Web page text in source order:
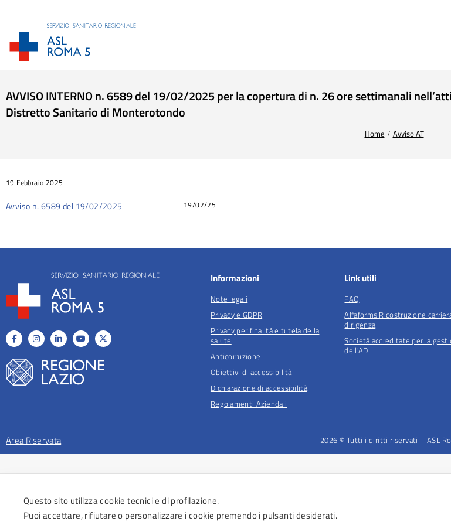
AVVISO INTERNO n. 6589 del 19/02/2025 per la copertura di n. 26 ore settimanali
Distretto Sanitario di Monterotondo
Home Avviso AT
19 Febbraio 2025
Avviso n. 6589 del 19/02/2025 19/02/25
Informazioni
Note legali
Privacy e GDPR
Privacy per finalità e tutela della
salute
Anticorruzione
Obiettivi di accessibilità
Dichiarazione di accessibilità
Regolamenti Aziendali
Link utili
FAQ
Alfaforms Ricostruzione
dirigenza
Società accreditate per la
dell'ADI
Area Riservata 2026 © Tutti i diritti riservati – ASL
Questo sito utilizza cookie tecnici e di profilazione.
Puoi accettare, rifiutare o personalizzare i cookie premendo i pulsanti desiderati.